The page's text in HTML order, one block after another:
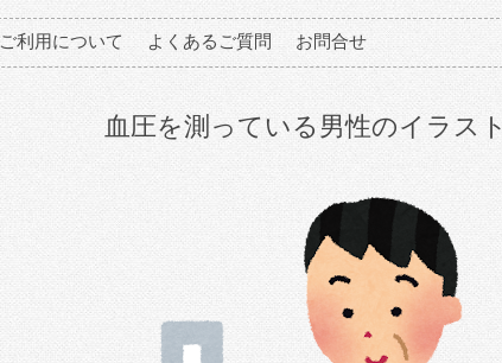
ご利用について よくあるご質問 お問合せ
血圧を測っている男性のイラスト